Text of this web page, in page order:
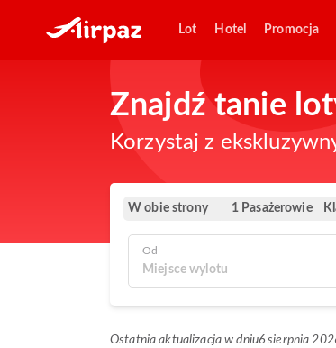
Lot Hotel Promocja
Znajdź tanie
Korzystaj z
W obie strony 1 Pasażerowie
Od
Ostatnia aktualizacja w dniu6 sierpnia